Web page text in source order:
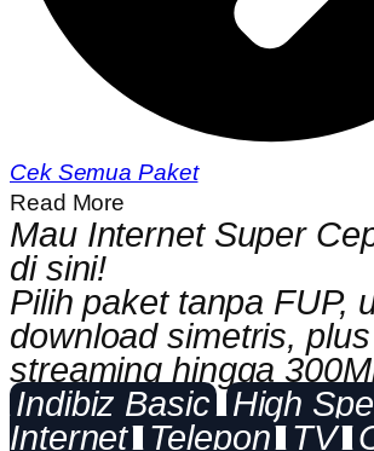
Cek Semua Paket
Read More
Mau Internet Super
di sini!
Pilih paket tanpa FUP,
download simetris,
streaming hingga
Indibiz Basic
High
Internet
Telepon TV